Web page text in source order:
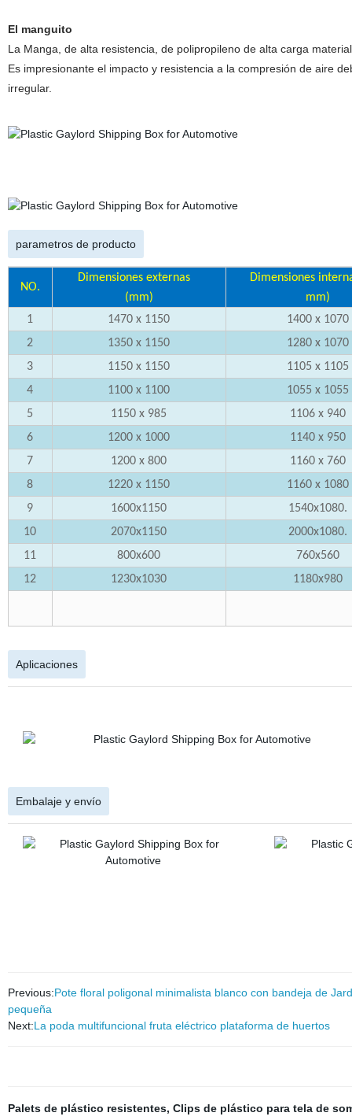
El manguito
La Manga, de alta resistencia, de polipropileno de alta carga
Es impresionante el impacto y resistencia a la compresión de aire
irregular.
parametros de producto
NO.
Dimensiones externas
(mm)
Dimensiones
mm)
1
1470 x 1150
1400 x 1070
2
1350 x 1150
1280 x 1070
3
1150 x 1150
1105 x 1105
4
1100 x 1100
1055 x 1055
5
1150 x 985
1106 x 940
6
1200 x 1000
1140 x 950
7
1200 x 800
1160 x 760
8
1220 x 1150
1160 x 1080
9
1600x1150
1540x1080.
10
2070x1150
2000x1080.
11
800x600
760x560
12
1230x1030 1180x980
Aplicaciones
Embalaje y envío
Previous:Pote floral poligonal minimalista blanco con bandeja de
pequeña
Next:La poda multifuncional fruta eléctrico plataforma de huertos
Palets de plástico resistentes, Clips de plástico para tela de